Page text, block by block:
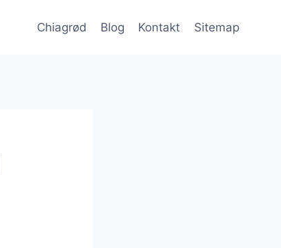
Chiagrød Blog Kontakt Sitemap